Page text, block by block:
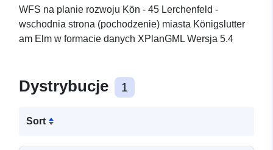
WFS na planie rozwoju Kön - 45 Lerchenfeld -
wschodnia strona (pochodzenie) miasta Königslutter
am Elm w formacie danych XPlanGML Wersja 5.4
Dystrybucje 1
Sort